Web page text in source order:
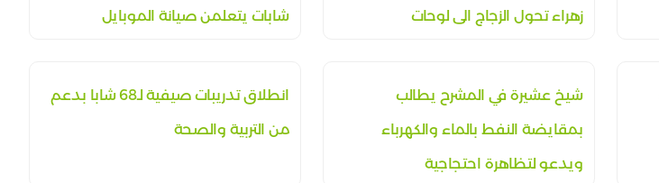
زهراء تحول الزجاج الى لوحات شابات يتعلمن صيانة الموبايل
شيخ عشيرة في المشرح يطالب
بمقايضة النفط بالماء والكهرباء
ويدعو لتظاهرة احتجاجية
انطلاق تدريبات صيفية لـ68 شابا بدعم
من التربية والصحة